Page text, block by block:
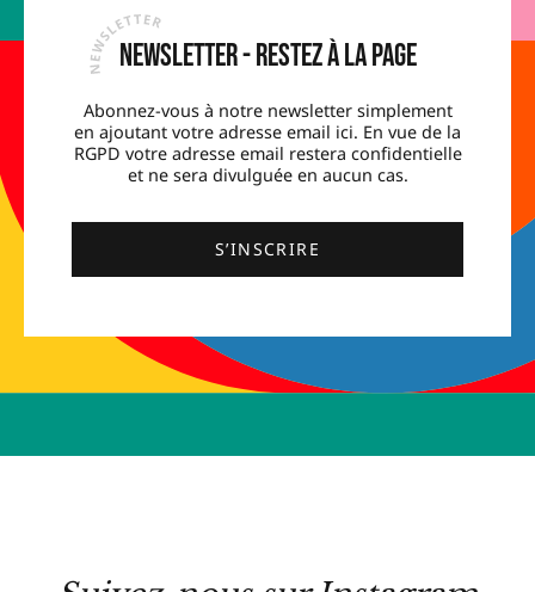
Newsletter - Restez à la page
Abonnez-vous à notre newsletter simplement
en ajoutant votre adresse email ici. En vue de la
RGPD votre adresse email restera confidentielle
et ne sera divulguée en aucun cas.
S’INSCRIRE